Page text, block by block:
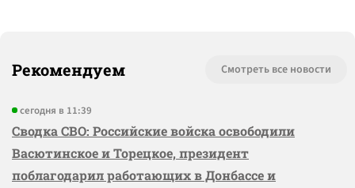
Рекомендуем Смотреть все новости
сегодня в 11:39
Сводка СВО: Российские войска освободили
Васютинское и Торецкое, президент
поблагодарил работающих в Донбассе и